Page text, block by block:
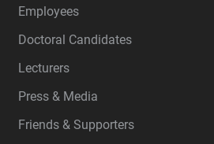
Employees
Doctoral Candidates
Lecturers
Press & Media
Friends & Supporters